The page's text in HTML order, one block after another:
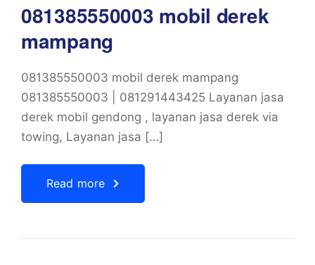
081385550003 mobil derek
mampang
081385550003 mobil derek mampang
081385550003 | 081291443425 Layanan jasa
derek mobil gendong , layanan jasa derek via
towing, Layanan jasa […]
Read more